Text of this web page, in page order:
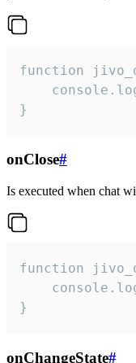
function
}
onClose#
Is executed when chat
function
}
onChangeState#